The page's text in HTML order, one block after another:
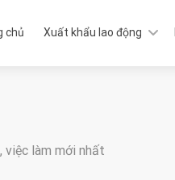
chủ Xuất khẩu lao động
việc làm mới nhất